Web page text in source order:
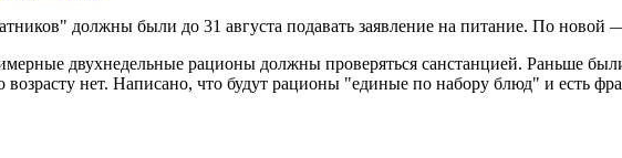
должны были до 31 августа подавать заявление на питание. По новой
двухнедельные рационы должны проверяться санстанцией. Раньше
возрасту нет. Написано, что будут рационы "единые по набору блюд" и есть